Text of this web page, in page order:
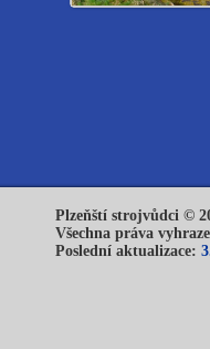
Plzeňští strojvůdci ©
Všechna práva
Poslední aktualizace: